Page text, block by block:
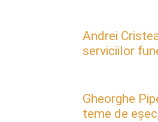
Andrei
serviciilor
Gheorghe
teme de